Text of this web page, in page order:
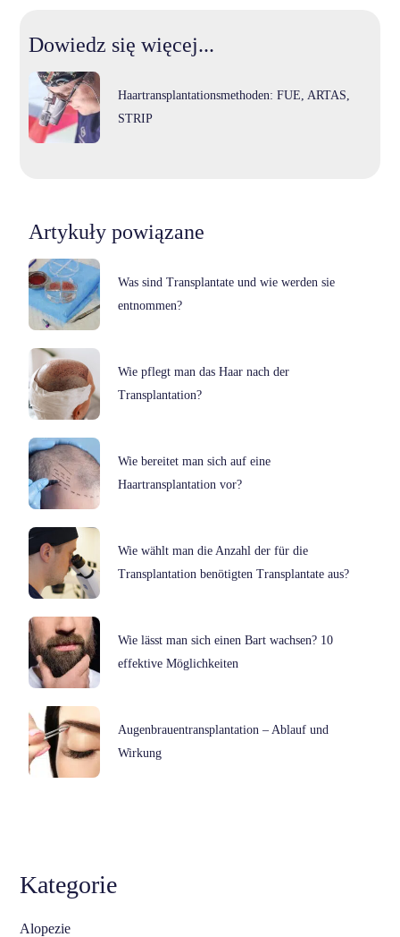
Dowiedz się więcej...
Haartransplantationsmethoden: FUE, ARTAS,
STRIP
Artykuły powiązane
Was sind Transplantate und wie werden sie
entnommen?
Wie pflegt man das Haar nach der
Transplantation?
Wie bereitet man sich auf eine
Haartransplantation vor?
Wie wählt man die Anzahl der für die
Transplantation benötigten Transplantate aus?
Wie lässt man sich einen Bart wachsen? 10
effektive Möglichkeiten
Augenbrauentransplantation – Ablauf und
Wirkung
Kategorie
Alopezie